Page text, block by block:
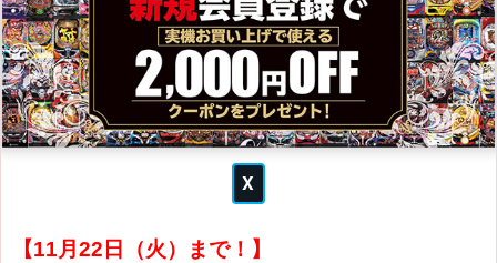
【11月22日（火）まで！】